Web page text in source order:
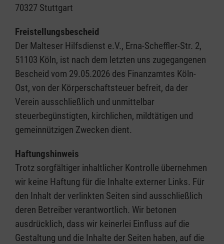
70327 Stuttgart
Freistellungsbescheid
Der Malteser Hilfsdienst e.V., Erna-Scheffler-Str. 2,
51103 Köln, ist nach dem letzten uns zugegangenen
Bescheid vom 29.05.2026 des Finanzamtes Köln-
Ost, von der Körperschaftsteuer befreit, da der
Verein ausschließlich und unmittelbar
steuerbegünstigten, kirchlichen, mildtätigen und
gemeinnützigen Zwecken dient.
Haftungshinweis
Trotz sorgfältiger inhaltlicher Kontrolle übernehmen
wir keine Haftung für die Inhalte externer Links. Für
den Inhalt der verlinkten Seiten sind ausschließlich
deren Betreiber verantwortlich. Wir betonen
ausdrücklich, dass wir keinerlei Einfluss auf die
Gestaltung und die Inhalte der Seiten haben, auf die